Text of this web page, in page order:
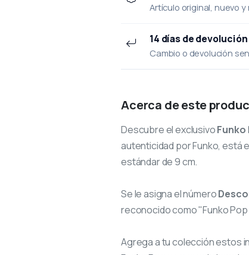
Artículo original, nuevo
14 días de devolución
Cambio o devolución
Acerca de este
Descubre el exclusivoFunko
autenticidad por Funko, está
estándar de 9 cm.
Se le asigna el número
reconocido como "Funko Pop
Agrega a tu colección estos